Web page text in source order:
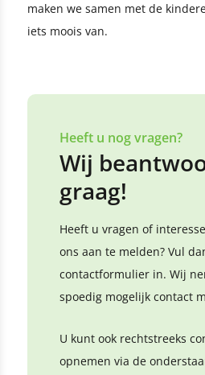
maken we samen met de
iets moois van.
Heeft u nog vragen?
Wij
graag!
Heeft u vragen of
ons aan te melden? Vul
contactformulier in. Wij
spoedig mogelijk contact
U kunt ook rechtstreeks
opnemen via de